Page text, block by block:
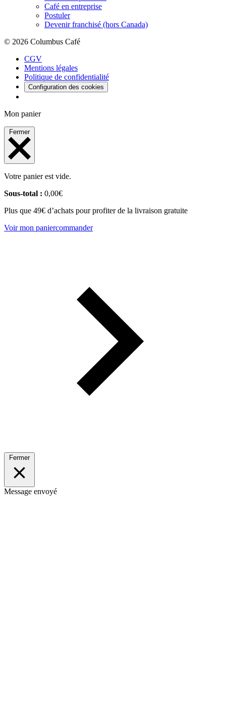
Café en entreprise
Postuler
Devenir franchisé (hors Canada)
© 2026 Columbus Café
CGV
Mentions légales
Politique de confidentialité
Configuration des cookies
Mon panier
Fermer
Votre panier est vide.
Sous-total : 0,00€
Plus que 49€ d’achats pour profiter de la livraison gratuite
Voir mon paniercommander
Fermer
Message envoyé